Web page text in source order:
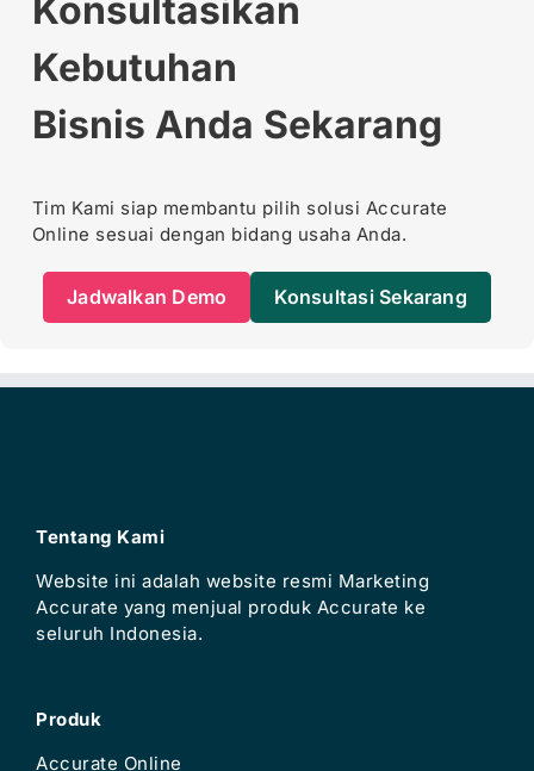
Konsultasikan
Kebutuhan
Bisnis Anda Sekarang
Tim Kami siap membantu pilih solusi Accurate
Online sesuai dengan bidang usaha Anda.
Jadwalkan Demo Konsultasi Sekarang
Tentang Kami
Website ini adalah website resmi Marketing
Accurate yang menjual produk Accurate ke
seluruh Indonesia.
Produk
Accurate Online